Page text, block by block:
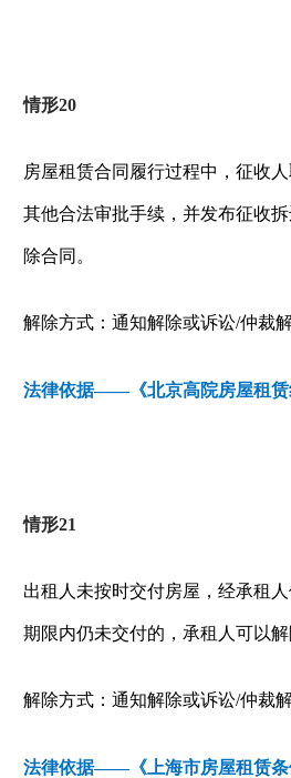
情形20
房屋租赁合同履行过程中，征收
其他合法审批手续，并发布征收
除合同。
解除方式：通知解除或诉讼/仲裁
法律依据——《北京高院房屋租赁
情形21
出租人未按时交付房屋，经承租
期限内仍未交付的，承租人可以解
解除方式：通知解除或诉讼/仲裁
法律依据——《上海市房屋租赁条